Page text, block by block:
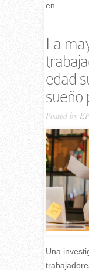
en...
La
edad
sueño
Posted by
Una